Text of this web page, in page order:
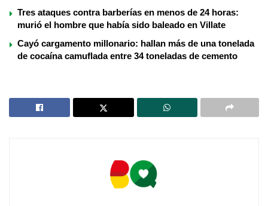
Tres ataques contra barberías en menos de 24 horas:
murió el hombre que había sido baleado en Villate
Cayó cargamento millonario: hallan más de una tonelada
de cocaína camuflada entre 34 toneladas de cemento